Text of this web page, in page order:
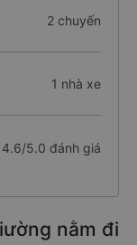
2 chuyến
1 nhà xe
4.6/5.0 đánh giá
nằm đi